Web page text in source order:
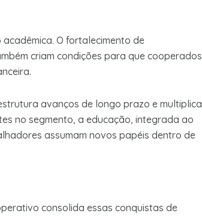
O fortalecimento de
criam condições para que cooperados
avanços de longo prazo e multiplica
no segmento, a educação, integrada ao
assumam novos papéis dentro de
consolida essas conquistas de